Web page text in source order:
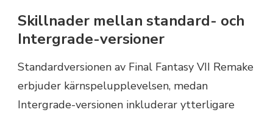
Skillnader mellan standard- och
Intergrade-versioner
Standardversionen av Final Fantasy VII Remake
erbjuder kärnspelupplevelsen, medan
Intergrade-versionen inkluderar ytterligare